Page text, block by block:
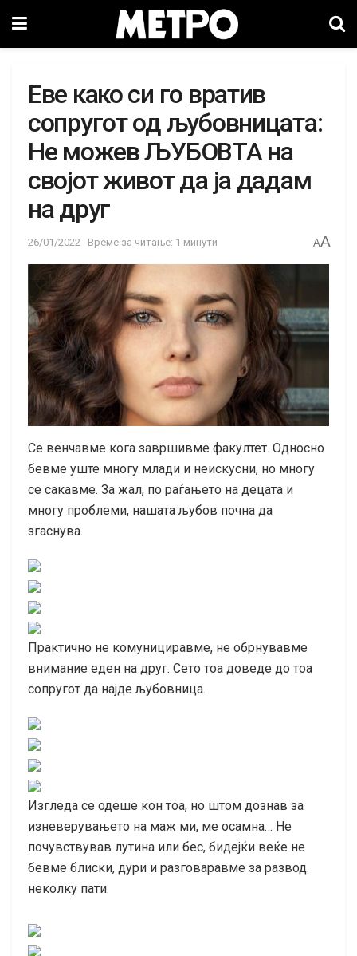
Eве како си го вратив
сопругот од љубовницата:
Не можев ЉУБОВТА на
својот живот да ја дадам
на друг
26/01/2022 Време за читање: 1 минути AA
Се венчавме кога завршивме факултет. Односно
бевме уште многу млади и неискусни, но многу
се сакавме. За жал, по раѓањето на децата и
многу проблеми, нашата љубов почна да
згаснува.
Практично не комунициравме, не обрнувавме
внимание еден на друг. Сето тоа доведе до тоа
сопругот да најде љубовница.
Изгледа се одеше кон тоа, но штом дознав за
изневерувањето на маж ми, ме осамна… Не
почувствував лутина или бес, бидејќи веќе не
бевме блиски, дури и разговаравме за развод.
неколку пати.